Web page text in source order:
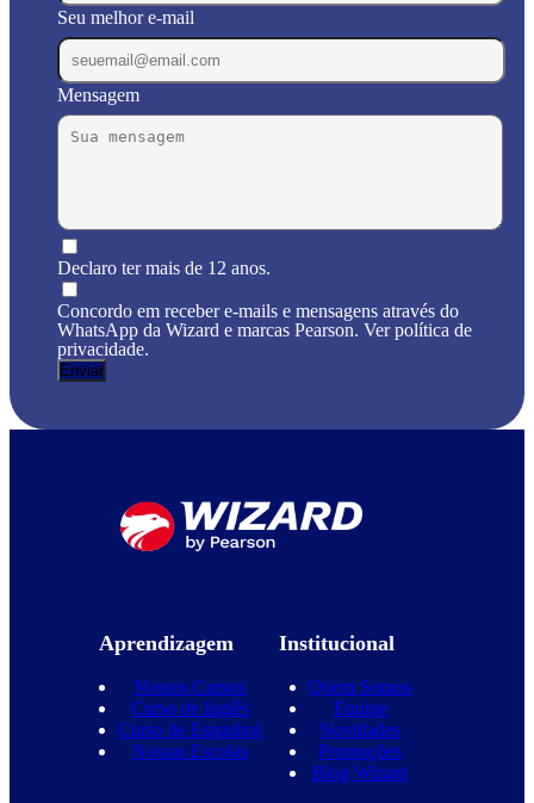
Seu melhor e-mail
Mensagem
Declaro ter mais de 12 anos.
Concordo em receber e-mails e mensagens através do
WhatsApp da Wizard e marcas Pearson. Ver política de
privacidade.
Aprendizagem
Nossos Cursos
Curso de Inglês
Curso de Espanhol
Nossas Escolas
Institucional
Quem Somos
Equipe
Novidades
Promoções
Blog Wizard